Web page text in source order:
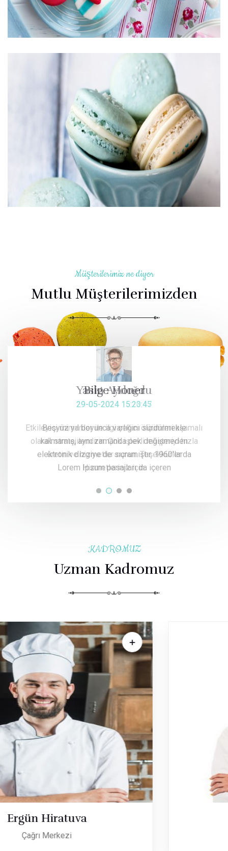
Müşterilerimiz ne diyor
Mutlu Müşterilerimizden
Yasin Aydoğdu
29-05-2024 15:20:47
Etkileyici mimariler ile ilgi çekici ölçümleri aşamalı
olarak stratejilendirin. Çok işlevli müşteriyi hızla
üretin ve hizmetler sunun. Teşekkürler
Hizmetleriniz için.
KADROMUZ
Uzman Kadromuz
Selma Şener